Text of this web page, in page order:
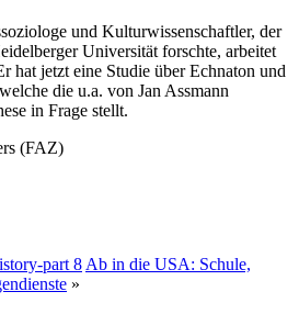
und Kulturwissenschaftler, der
Universität forschte, arbeitet
hat jetzt eine Studie über Echnaton und
die u.a. von Jan Assmann
in Frage stellt.
(FAZ)
part 8 Ab in die USA: Schule,
»